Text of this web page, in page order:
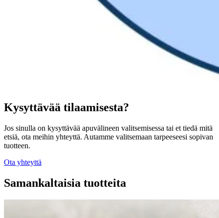
Kysyttävää tilaamisesta?
Jos sinulla on kysyttävää apuvälineen valitsemisessa tai et tiedä mitä
etsiä, ota meihin yhteyttä. Autamme valitsemaan tarpeeseesi sopivan
tuotteen.
Ota yhteyttä
Samankaltaisia tuotteita